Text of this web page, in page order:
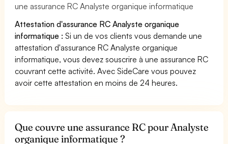
une assurance RC Analyste organique informatique
Attestation d'assurance RC Analyste organique
informatique : Si un de vos clients vous demande une
attestation d'assurance RC Analyste organique
informatique, vous devez souscrire à une assurance RC
couvrant cette activité. Avec SideCare vous pouvez
avoir cette attestation en moins de 24 heures.
Que couvre une assurance RC pour Analyste
organique informatique ?